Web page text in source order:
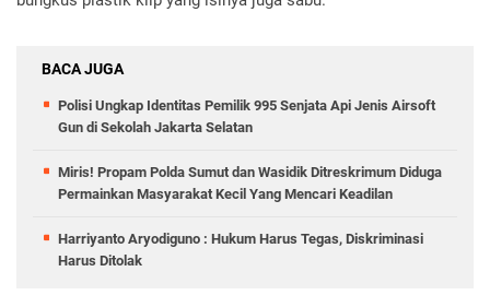
BACA JUGA
Polisi Ungkap Identitas Pemilik 995 Senjata Api Jenis Airsoft
Gun di Sekolah Jakarta Selatan
Miris! Propam Polda Sumut dan Wasidik Ditreskrimum Diduga
Permainkan Masyarakat Kecil Yang Mencari Keadilan
Harriyanto Aryodiguno : Hukum Harus Tegas, Diskriminasi
Harus Ditolak